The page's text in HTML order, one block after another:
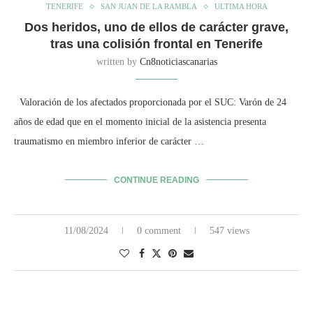
TENERIFE SAN JUAN DE LA RAMBLA ULTIMA HORA
Dos heridos, uno de ellos de carácter grave,
tras una colisión frontal en Tenerife
written by Cn8noticiascanarias
Valoración de los afectados proporcionada por el SUC: Varón de 24
años de edad que en el momento inicial de la asistencia presenta
traumatismo en miembro inferior de carácter …
CONTINUE READING
11/08/2024 0 comment 547 views